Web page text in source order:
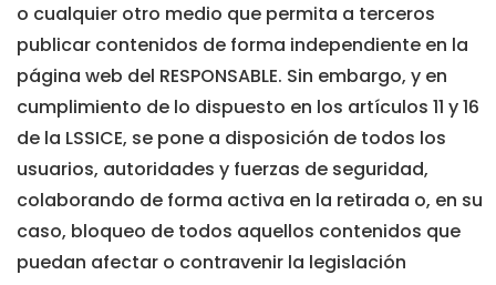
o cualquier otro medio que permita a terceros
publicar contenidos de forma independiente en la
página web del RESPONSABLE. Sin embargo, y en
cumplimiento de lo dispuesto en los artículos 11 y 16
de la LSSICE, se pone a disposición de todos los
usuarios, autoridades y fuerzas de seguridad,
colaborando de forma activa en la retirada o, en su
caso, bloqueo de todos aquellos contenidos que
puedan afectar o contravenir la legislación